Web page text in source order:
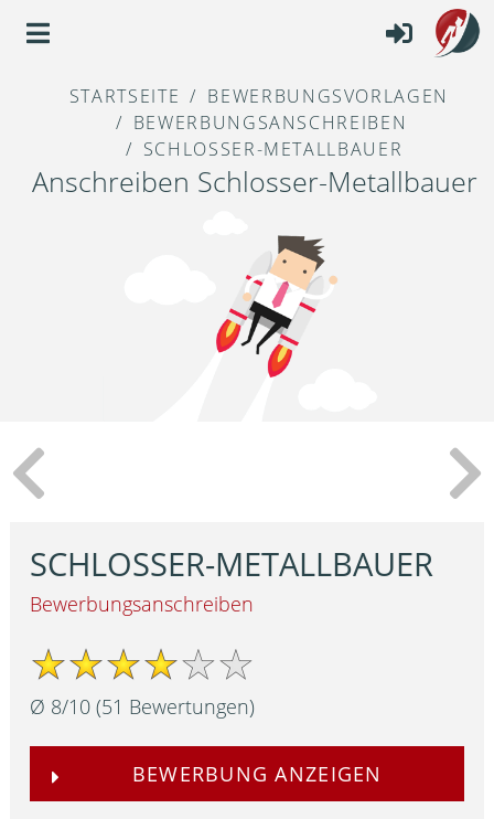
STARTSEITE
BEWERBUNGSVORLAGEN
BEWERBUNGSANSCHREIBEN
SCHLOSSER-METALLBAUER
Anschreiben Schlosser-Metallbauer
SCHLOSSER-METALLBAUER
Bewerbungsanschreiben
Ø 8/10 (51 Bewertungen)
BEWERBUNG ANZEIGEN